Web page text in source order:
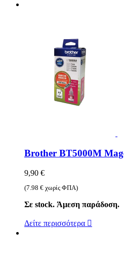
Brother BT5000M
9,90 €
(7.98 € χωρίς ΦΠΑ)
Σε stock. Άμεση παράδοση.
Δείτε περισσότερα 